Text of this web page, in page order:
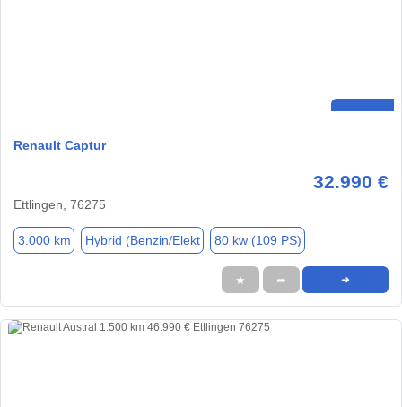
Renault Captur
32.990 €
Ettlingen, 76275
3.000 km Hybrid (Benzin/Elekt 80 kw (109 PS)
★ ➦ ➜